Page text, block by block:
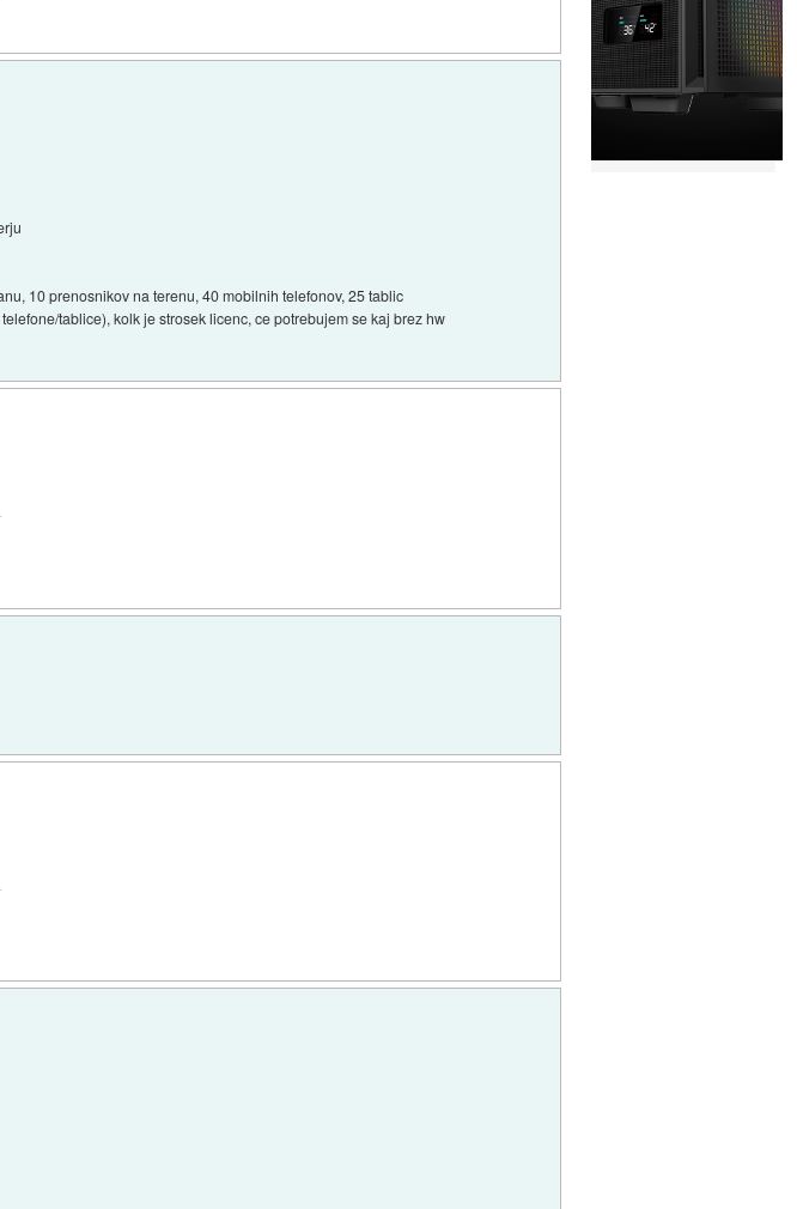
10 prenosnikov na terenu, 40 mobilnih telefonov, 25 tablic
tablice), kolk je strosek licenc, ce potrebujem se kaj brez hw